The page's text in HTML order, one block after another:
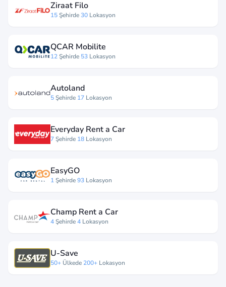
Ziraat Filo
15Şehirde30 Lokasyon
QCAR Mobilite
12Şehirde 53 Lokasyon
Autoland
5Şehirde 17 Lokasyon
Everyday Rent a Car
7Şehirde 18 Lokasyon
EasyGO
1Şehirde93 Lokasyon
Champ Rent a Car
4Şehirde4 Lokasyon
U-Save
50+ Ülkede 200+ Lokasyon